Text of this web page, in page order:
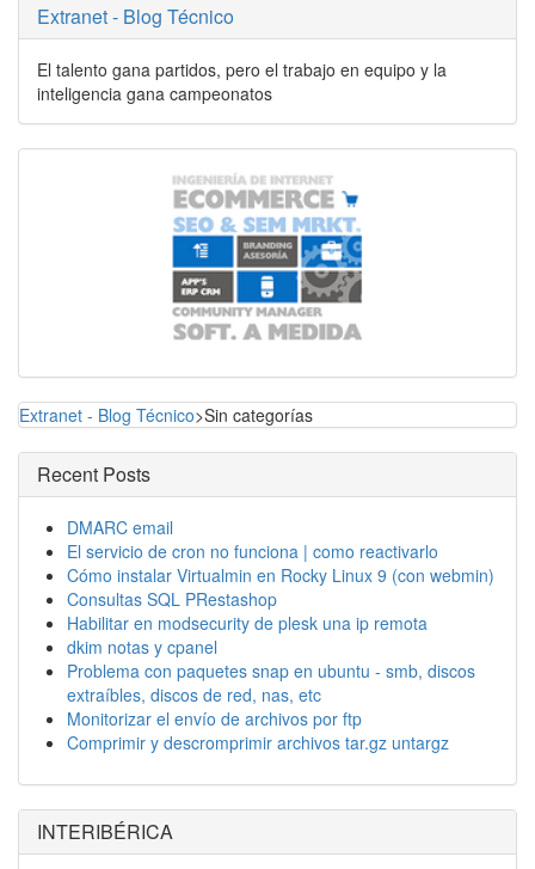
Extranet - Blog Técnico
El talento gana partidos, pero el trabajo en equipo y la
inteligencia gana campeonatos
Extranet - Blog Técnico>Sin categorías
Recent Posts
DMARC email
El servicio de cron no funciona | como reactivarlo
Cómo instalar Virtualmin en Rocky Linux 9 (con webmin)
Consultas SQL PRestashop
Habilitar en modsecurity de plesk una ip remota
dkim notas y cpanel
Problema con paquetes snap en ubuntu - smb, discos
extraíbles, discos de red, nas, etc
Monitorizar el envío de archivos por ftp
Comprimir y descromprimir archivos tar.gz untargz
INTERIBÉRICA